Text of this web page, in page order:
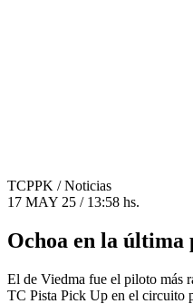
TCPPK / Noticias
17 MAY 25 / 13:58 hs.
Ochoa en la última
El de Viedma fue el piloto más
TC Pista Pick Up en el circuito